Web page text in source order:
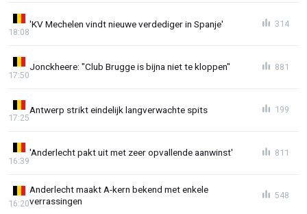
'KV Mechelen vindt nieuwe verdediger in Spanje'
18:08
314
Jonckheere: "Club Brugge is bijna niet te kloppen"
17:50
881
Antwerp strikt eindelijk langverwachte spits
17:25
199
'Anderlecht pakt uit met zeer opvallende aanwinst'
16:39
811
Anderlecht maakt A-kern bekend met enkele
verrassingen
16:20
548